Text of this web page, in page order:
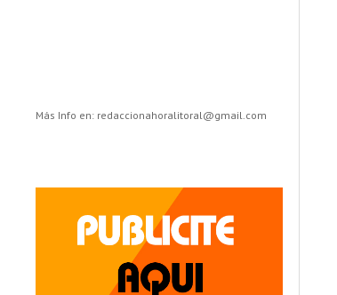
Más Info en: redaccionahoralitoral@gmail.com